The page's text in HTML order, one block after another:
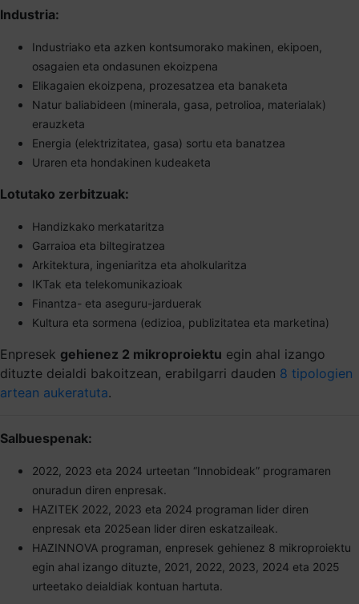
Industria:
Industriako eta azken kontsumorako makinen, ekipoen,
osagaien eta ondasunen ekoizpena
Elikagaien ekoizpena, prozesatzea eta banaketa
Natur baliabideen (minerala, gasa, petrolioa, materialak)
erauzketa
Energia (elektrizitatea, gasa) sortu eta banatzea
Uraren eta hondakinen kudeaketa
Lotutako zerbitzuak:
Handizkako merkataritza
Garraioa eta biltegiratzea
Arkitektura, ingeniaritza eta aholkularitza
IKTak eta telekomunikazioak
Finantza- eta aseguru-jarduerak
Kultura eta sormena (edizioa, publizitatea eta marketina)
Enpresek gehienez 2 mikroproiektu egin ahal izango
dituzte deialdi bakoitzean, erabilgarri dauden 8 tipologien
artean aukeratuta.
Salbuespenak:
2022, 2023 eta 2024 urteetan “Innobideak” programaren
onuradun diren enpresak.
HAZITEK 2022, 2023 eta 2024 programan lider diren
enpresak eta 2025ean lider diren eskatzaileak.
HAZINNOVA programan, enpresek gehienez 8 mikroproiektu
egin ahal izango dituzte, 2021, 2022, 2023, 2024 eta 2025
urteetako deialdiak kontuan hartuta.